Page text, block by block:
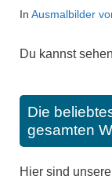
In Ausmalbilder
Du kannst sehen
Die
gesamten
Hier sind